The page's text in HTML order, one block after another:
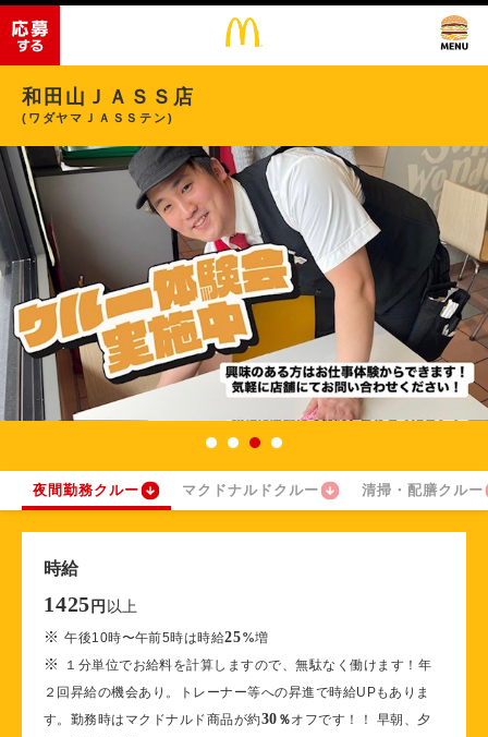
和田山ＪＡＳＳ店
(ワダヤマＪＡＳＳテン)
夜間勤務クルー マクドナルドクルー 清掃・配膳クルー
時給
1425 円 以上
※午後10時〜午前5時は時給25%増
※
１分単位でお給料を計算しますので、無駄なく働けます！年
２回昇給の機会あり。トレーナー等への昇進で時給UPもありま
す。勤務時はマクドナルド商品が約30 ％オフです！！ 早朝、夕